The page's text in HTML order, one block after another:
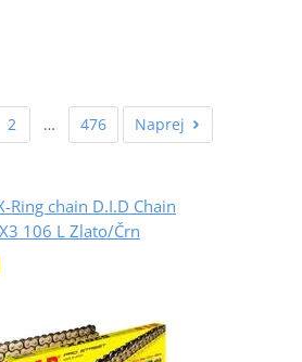
2 … 476 Naprej
Ring chain D.I.D Chain
106 L Zlato/Črn